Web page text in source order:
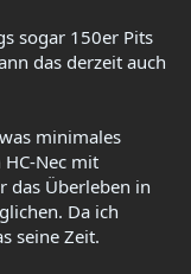
sogar 150er Pits
das derzeit auch
minimales
Nec mit
das Überleben in
Da ich
seine Zeit.